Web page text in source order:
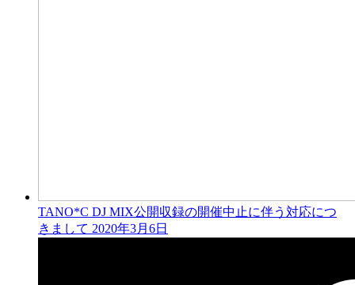
TANO*C DJ MIX公開収録の開催中止に伴う対応につ
きまして 2020年3月6日